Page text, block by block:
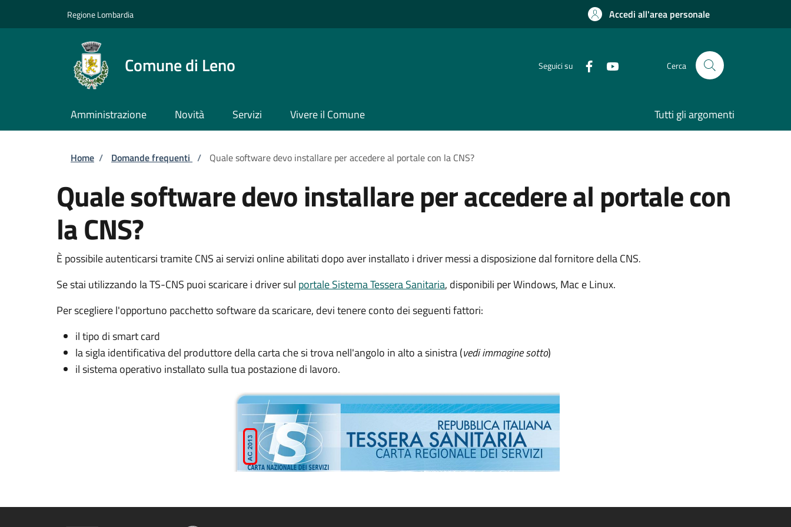
Regione Lombardia Accedi all'area personale
Comune di Leno Seguici su Cerca
Amministrazione Novità Servizi Vivere il Comune Tutti gli argomenti
Briciole di pane
Home / Domande frequenti / Quale software devo installare per accedere al portale con la CNS?
Quale software devo installare per accedere al portale con
la CNS?
È possibile autenticarsi tramite CNS ai servizi online abilitati dopo aver installato i driver messi a disposizione dal fornitore della CNS.
Se stai utilizzando la TS-CNS puoi scaricare i driver sul portale Sistema Tessera Sanitaria, disponibili per Windows, Mac e Linux.
Per scegliere l'opportuno pacchetto software da scaricare, devi tenere conto dei seguenti fattori:
il tipo di smart card
la sigla identificativa del produttore della carta che si trova nell'angolo in alto a sinistra (vedi immagine sotto)
il sistema operativo installato sulla tua postazione di lavoro.